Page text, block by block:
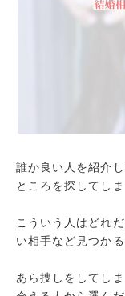
誰か良い人を紹介
ところを探してし
こういう人はどれ
い相手など見つか
あら捜しをしてし